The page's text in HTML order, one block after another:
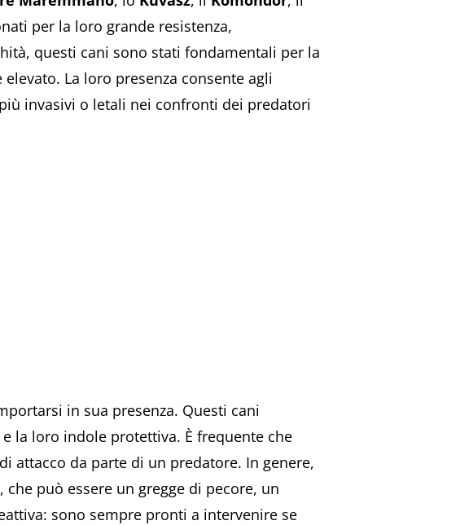
per la loro grande resistenza,
questi cani sono stati fondamentali per la
La loro presenza consente agli
invasivi o letali nei confronti dei predatori
in sua presenza. Questi cani
la loro indole protettiva. È frequente che
attacco da parte di un predatore. In genere,
può essere un gregge di pecore, un
sono sempre pronti a intervenire se